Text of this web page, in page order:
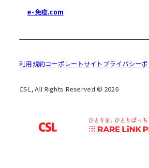
e-免疫.com
利用規約コーポレートサイト プライバシー
CSL, All Rights Reserved © 2026